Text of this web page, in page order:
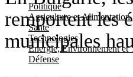
Politique
Agriculture et Alimentation
Santé
Technologies
Energie, Environnement et
Défense
remportent les
municipales